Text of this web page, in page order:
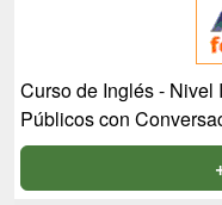
Curso de Inglés -
Públicos con